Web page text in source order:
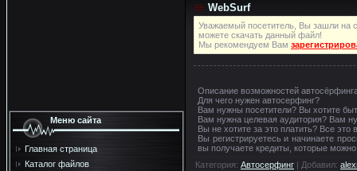
Меню сайта
Главная страница
Каталог файлов
WebSurf
Уважаемый посетитель, Вы зашли на
можете скачать данный файл!
Мы рекомендуем Вам
Описание возможностей
Для чего нужен автосерфинг?
Вам нужны посетители? Вы хотите
Вам нужна целевая аудитория? Вам
Вы не хотите за это платить? Все
Вы регистрируетесь и начинаете
вы получаете кредиты, которые
Категория: Автосерфинг | Добавил: